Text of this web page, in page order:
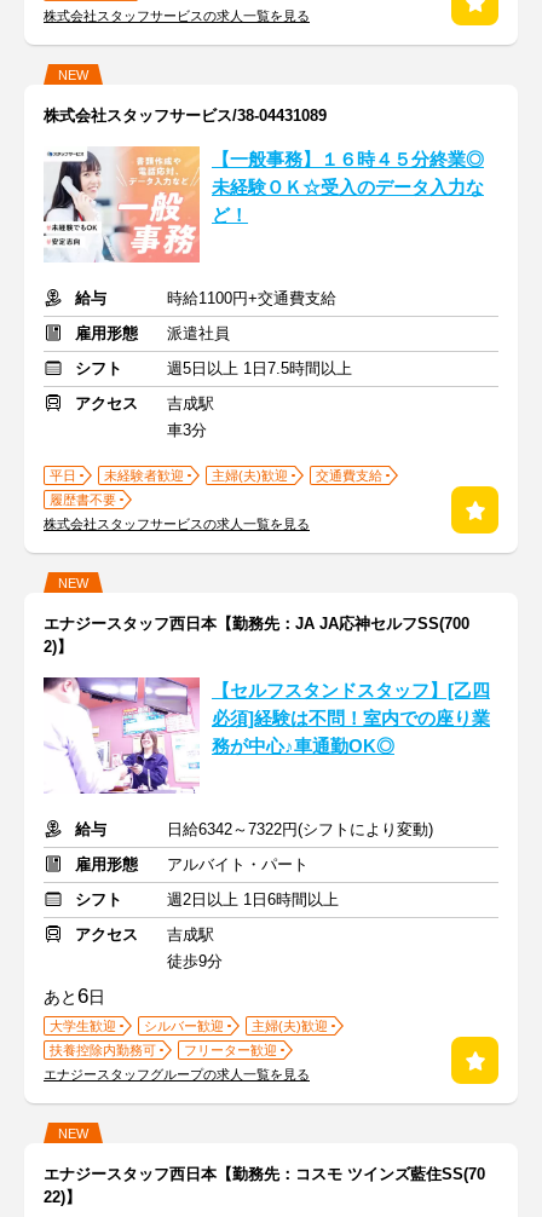
株式会社スタッフサービスの求人一覧を見る
NEW
株式会社スタッフサービス/38-04431089
【一般事務】１６時４５分終業◎
未経験ＯＫ☆受入のデータ入力な
ど！
給与
時給1100円+交通費支給
雇用形態
派遣社員
シフト
週5日以上 1日7.5時間以上
アクセス
吉成駅
車3分
平日 未経験者歓迎 主婦(夫)歓迎
交通費支給
履歴書不要
株式会社スタッフサービスの求人一覧を見る
NEW
エナジースタッフ西日本【勤務先：JA JA応神セルフSS(700
2)】
【セルフスタンドスタッフ】[乙四
必須]経験は不問！室内での座り業
務が中心♪車通勤OK◎
給与
日給6342～7322円(シフトにより変動)
雇用形態
アルバイト・パート
シフト
週2日以上 1日6時間以上
アクセス
吉成駅
徒歩9分
あと6日
大学生歓迎 シルバー歓迎
主婦(夫)歓迎
扶養控除内勤務可
フリーター歓迎
エナジースタッフグループの求人一覧を見る
NEW
エナジースタッフ西日本【勤務先：コスモ ツインズ藍住SS(70
22)】